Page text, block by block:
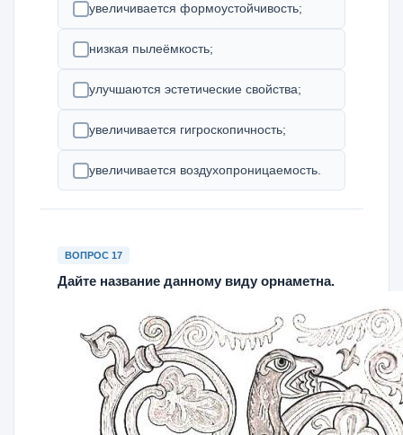
увеличивается формоустойчивость;
низкая пылеёмкость;
улучшаются эстетические свойства;
увеличивается гигроскопичность;
увеличивается воздухопроницаемость.
ВОПРОС 17
Дайте название данному виду орнаметна.